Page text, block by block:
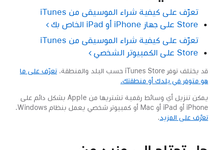
تعرّف على كيفية شراء الموسيقى من iTunes
Store على جهاز iPhone أو iPad الخاص بك
تعرّف على كيفية شراء الموسيقى من iTunes
Store على الكمبيوتر الشخصي
قد يختلف توفر iTunes Store حسب البلد والمنطقة.
تعرّف على ما
هو متوفر في بلدك أو منطقتك.
يمكن تنزيل أي وسائط رقمية تشتريها من Apple بشكل دائم على
iPhone أو iPad أو Mac أو كمبيوتر شخصي يعمل بنظام Windows.
تعرَّف على المزيد.